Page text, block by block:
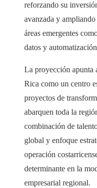
reforzando su
avanzada y ampliando
áreas emergentes
datos y
La proyección apunta
Rica como un centro
proyectos de
abarquen toda la
combinación de
global y enfoque
operación
determinante en la
empresarial regional.